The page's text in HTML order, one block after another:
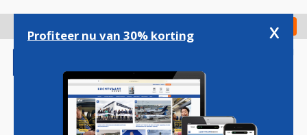
gaan
Check in
Profiteer nu van 30% korting x